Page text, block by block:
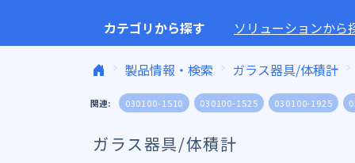
カテゴリから探す ソリューションから
製品情報・検索 ガラス器具/体積計
関連: 030100-1510 030100-1525 030100-1925
ガラス器具/体積計